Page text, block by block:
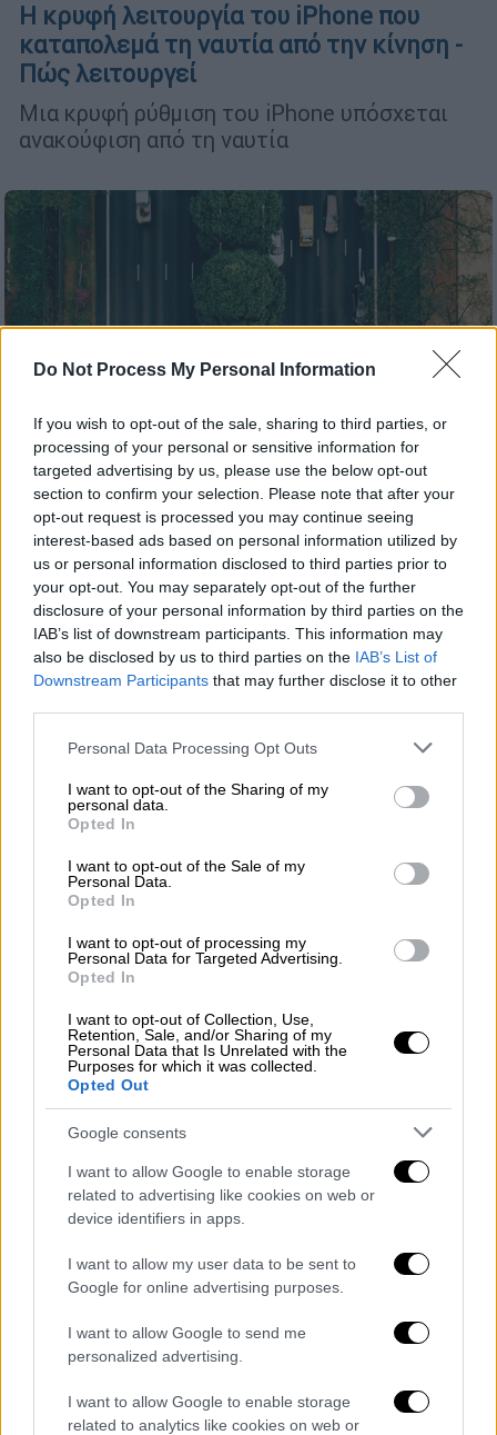
Do Not Process My Personal Information
If you wish to opt-out of the sale, sharing to third parties, or
processing of your personal or sensitive information for
targeted advertising by us, please use the below opt-out
section to confirm your selection. Please note that after your
opt-out request is processed you may continue seeing
interest-based ads based on personal information utilized by
us or personal information disclosed to third parties prior to
your opt-out. You may separately opt-out of the further
disclosure of your personal information by third parties on the
IAB’s list of downstream participants. This information may
also be disclosed by us to third parties on the IAB’s List of
Downstream Participants that may further disclose it to other
Please note that this website/app uses one or more Google
not limited to your visit or usage behaviour. You may click to
grant or deny consent to Google and its third-party tags to
use your data for below specified purposes in below Google
consent section.
Personal Data Processing Opt Outs
I want to opt-out of the Sharing of my
personal data.
Opted In
I want to opt-out of the Sale of my
Personal Data.
Opted In
I want to opt-out of processing my
Personal Data for Targeted Advertising.
Opted In
I want to opt-out of Collection, Use,
Retention, Sale, and/or Sharing of my
Personal Data that Is Unrelated with the
Purposes for which it was collected.
Opted Out
Google consents
I want to allow Google to enable storage
related to advertising like cookies on web or
device identifiers in apps.
I want to allow my user data to be sent to
Google for online advertising purposes.
I want to allow Google to send me
personalized advertising.
I want to allow Google to enable storage
related to analytics like cookies on web or
Η κρυφή λειτουργία του iPhone που
καταπολεμά τη ναυτία από την κίνηση -
Πώς λειτουργεί
Μια κρυφή ρύθμιση του iPhone υπόσχεται
ανακούφιση από τη ναυτία
Τεχνολογία|26.07.2026 07:05
Πώς, επιτέλους, να κάνετε Google και
Apple Maps να σας δείχνουν την
πραγματικά ταχύτερη διαδρομή
Αυτές οι εφαρμογές είναι εξαιρετικές για
μπορείτε να το διορθώσετε
Οικονομία|18.07.2026 16:44
Απαλλαγή από το τέλος ταξινόμησης για
τρίτεκνους: Ποιοι δικαιούνται έκπτωση
έως 100%, πώς θα τη λάβουν
Η ΑΑΔΕ καθορίζει αναλυτικά τη διαδικασία
υποβολής των αιτήσεων και τα απαιτούμενα
δικαιολογητικά